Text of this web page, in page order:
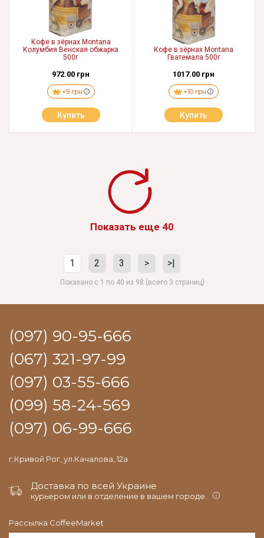
Кофе в зёрнах Montana
Колумбия Венская обжарка
500г
972.00 грн
+9 грн
Купить
Кофе в зёрнах Montana
Гватемала 500г
1017.00 грн
+10 грн
Купить
Показать еще 40
1 2 3 > >|
Показано с 1 по 40 из 98 (всего 3 страниц)
(097) 90-95-666
(067) 321-97-99
(097) 03-55-666
(099) 58-24-569
(097) 06-99-666
г.Кривой Рог, ул.Качалова, 12а
Доставка по всей Украине
курьером или в отделение в вашем городе.
Рассылка CoffeeMarket